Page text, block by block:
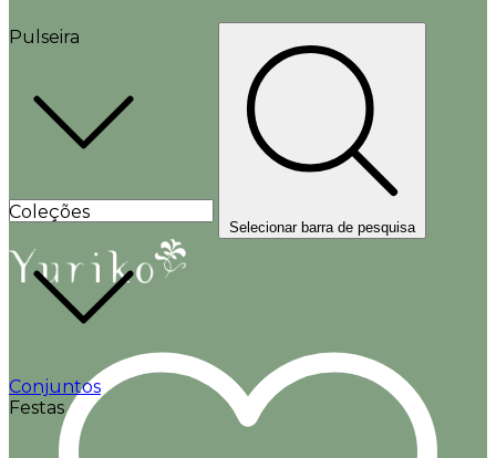
Pulseira
Coleções
Conjuntos
Festas
Selecionar barra de pesquisa